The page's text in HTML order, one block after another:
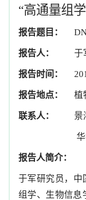
“高通量组
报告题目：
报告人： 于军
报告时间：
报告地点： 植
联系人： 景海
华学
报告人简介：
于军研究员，中
组学、生物信息